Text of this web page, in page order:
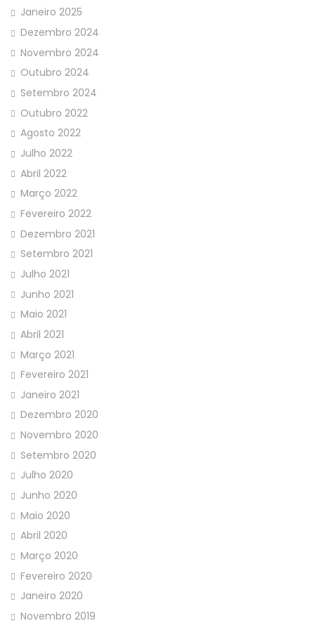
Janeiro 2025
Dezembro 2024
Novembro 2024
Outubro 2024
Setembro 2024
Outubro 2022
Agosto 2022
Julho 2022
Abril 2022
Março 2022
Fevereiro 2022
Dezembro 2021
Setembro 2021
Julho 2021
Junho 2021
Maio 2021
Abril 2021
Março 2021
Fevereiro 2021
Janeiro 2021
Dezembro 2020
Novembro 2020
Setembro 2020
Julho 2020
Junho 2020
Maio 2020
Abril 2020
Março 2020
Fevereiro 2020
Janeiro 2020
Novembro 2019